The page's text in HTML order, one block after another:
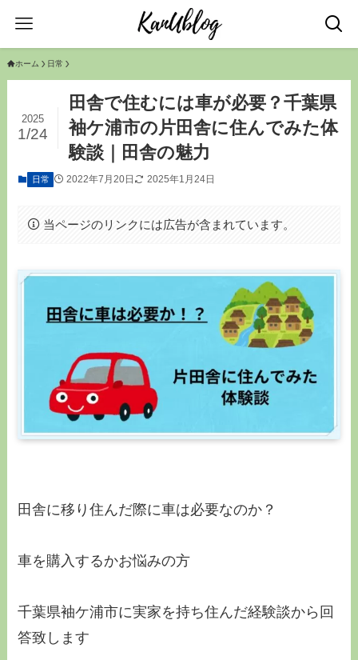
ホーム 日常
田舎で住むには車が必要？千葉県
袖ケ浦市の片田舎に住んでみた体
験談｜田舎の魅力
2025
1/24
日常 2022年7月20日 2025年1月24日
当ページのリンクには広告が含まれています。
田舎に移り住んだ際に車は必要なのか？
車を購入するかお悩みの方
千葉県袖ケ浦市に実家を持ち住んだ経験談から回
答致します